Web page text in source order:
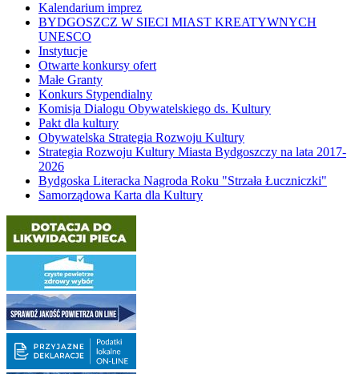
Kalendarium imprez
BYDGOSZCZ W SIECI MIAST KREATYWNYCH
UNESCO
Instytucje
Otwarte konkursy ofert
Małe Granty
Konkurs Stypendialny
Komisja Dialogu Obywatelskiego ds. Kultury
Pakt dla kultury
Obywatelska Strategia Rozwoju Kultury
Strategia Rozwoju Kultury Miasta Bydgoszczy na lata 2017-
2026
Bydgoska Literacka Nagroda Roku "Strzała Łuczniczki"
Samorządowa Karta dla Kultury